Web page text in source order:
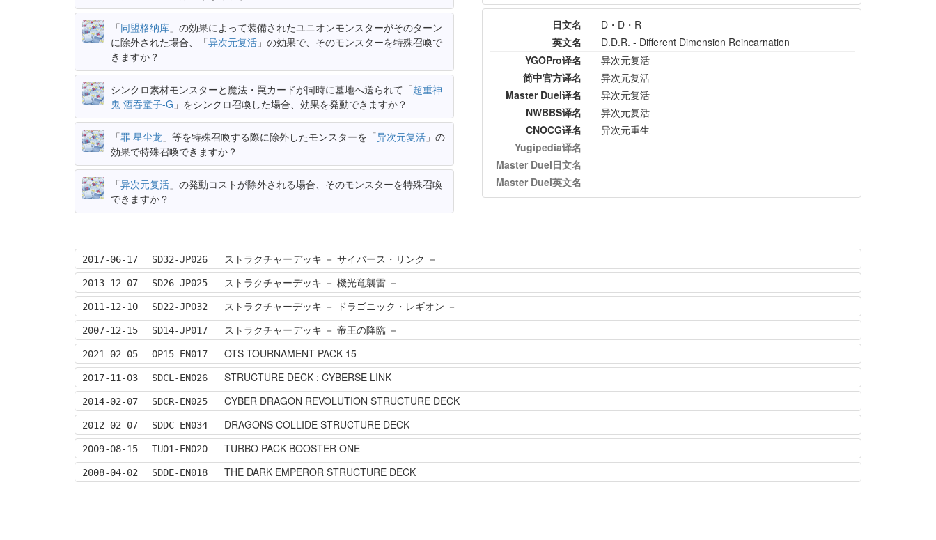
「同盟格纳库 」の効果によって装備されたユニオンモンスターがそのターン
に除外された場合、「异次元复活 」の効果で、そのモンスターを特殊召喚で
きますか？
シンクロ素材モンスターと魔法・罠カードが同時に墓地へ送られて「超重神
鬼 酒吞童子-G 」をシンクロ召喚した場合、効果を発動できますか？
「罪 星尘龙 」等を特殊召喚する際に除外したモンスターを「异次元复活 」の
効果で特殊召喚できますか？
「异次元复活 」の発動コストが除外される場合、そのモンスターを特殊召喚
できますか？
日文名
D・D・R
英文名
D.D.R. - Different Dimension Reincarnation
YGOPro译名
异次元复活
简中官方译名
异次元复活
Master Duel译名
异次元复活
NWBBS译名
异次元复活
CNOCG译名
异次元重生
Yugipedia译名
Master Duel日文名
Master Duel英文名
2017-06-17 SD32-JP026 ストラクチャーデッキ － サイバース・リンク －
2013-12-07 SD26-JP025 ストラクチャーデッキ － 機光竜襲雷 －
2011-12-10 SD22-JP032 ストラクチャーデッキ － ドラゴニック・レギオン －
2007-12-15 SD14-JP017 ストラクチャーデッキ － 帝王の降臨 －
2021-02-05 OP15-EN017 OTS TOURNAMENT PACK 15
2017-11-03 SDCL-EN026 STRUCTURE DECK : CYBERSE LINK
2014-02-07 SDCR-EN025 CYBER DRAGON REVOLUTION STRUCTURE DECK
2012-02-07 SDDC-EN034 DRAGONS COLLIDE STRUCTURE DECK
2009-08-15 TU01-EN020 TURBO PACK BOOSTER ONE
2008-04-02 SDDE-EN018 THE DARK EMPEROR STRUCTURE DECK